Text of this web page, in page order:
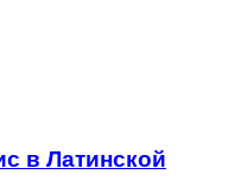
в Латинской